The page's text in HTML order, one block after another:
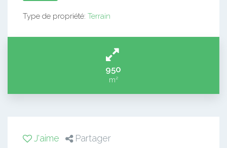
Type de propriété: Terrain
950
m²
J'aime Partager